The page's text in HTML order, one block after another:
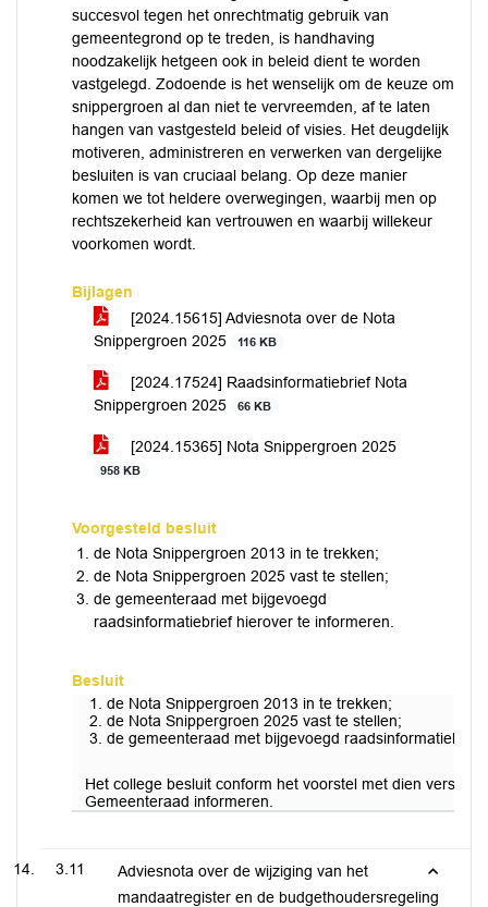
succesvol tegen het onrechtmatig gebruik van
gemeentegrond op te treden, is handhaving
noodzakelijk hetgeen ook in beleid dient te worden
vastgelegd. Zodoende is het wenselijk om de keuze om
snippergroen al dan niet te vervreemden, af te laten
hangen van vastgesteld beleid of visies. Het deugdelijk
motiveren, administreren en verwerken van dergelijke
besluiten is van cruciaal belang. Op deze manier
komen we tot heldere overwegingen, waarbij men op
rechtszekerheid kan vertrouwen en waarbij willekeur
voorkomen wordt.
Bijlagen
[2024.15615] Adviesnota over de Nota
Snippergroen 2025
116 KB
[2024.17524] Raadsinformatiebrief Nota
Snippergroen 2025
66 KB
[2024.15365] Nota Snippergroen 2025
958 KB
Voorgesteld besluit
de Nota Snippergroen 2013 in te trekken;
de Nota Snippergroen 2025 vast te stellen;
de gemeenteraad met bijgevoegd
raadsinformatiebrief hierover te informeren.
Besluit
de Nota Snippergroen 2013 in te trekken;
de Nota Snippergroen 2025 vast te stellen;
de gemeenteraad met bijgevoegd
Het college besluit conform het voorstel met dien
Gemeenteraad informeren.
3.11
Adviesnota over de wijziging van het
mandaatregister en de budgethoudersregeling